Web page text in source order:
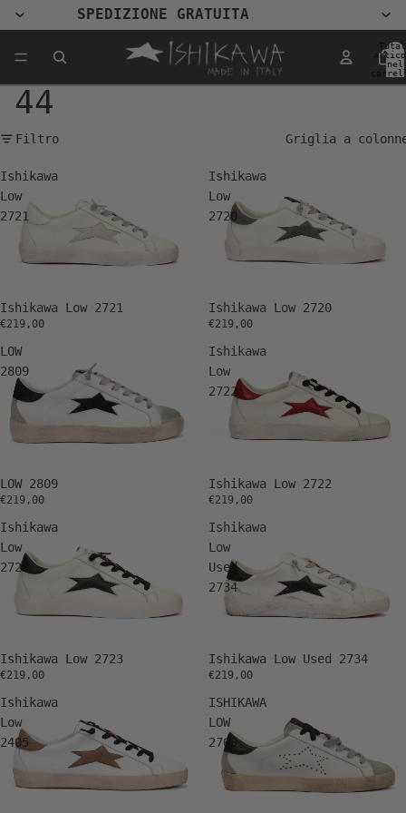
SPEDIZIONE GRATUITA
nel
44
Filtro Griglia a
Ishikawa
Low
2721
Ishikawa Low 2721
€219,00
Ishikawa
Low
2720
Ishikawa Low 2720
€219,00
LOW
2809
LOW 2809
€219,00
Ishikawa
Low
2722
Ishikawa Low 2722
€219,00
Ishikawa
Low
2723
Ishikawa Low 2723
€219,00
Ishikawa
Low
Used
2734
Ishikawa Low Used 2734
€219,00
Ishikawa
Low
2405
ISHIKAWA
LOW
2763